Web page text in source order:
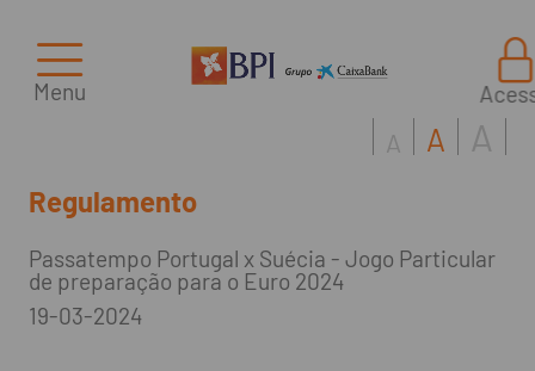
Menu
Regulamento
A A A
Passatempo Portugal x Suécia - Jogo Particular
de preparação para o Euro 2024
19-03-2024